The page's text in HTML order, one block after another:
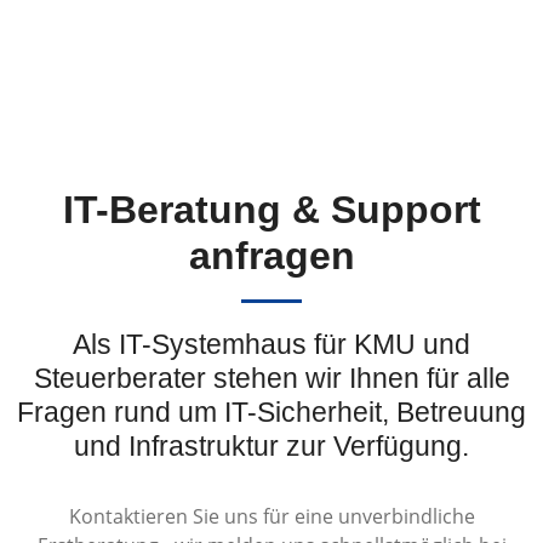
IT-Beratung & Support
anfragen
Als IT-Systemhaus für KMU und
Steuerberater stehen wir Ihnen für alle
Fragen rund um IT-Sicherheit, Betreuung
und Infrastruktur zur Verfügung.
Kontaktieren Sie uns für eine unverbindliche